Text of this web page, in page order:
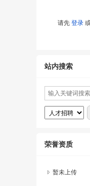
请先 登录
站内搜索
荣誉资质
暂未上传